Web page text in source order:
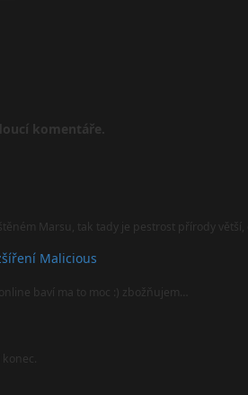
komentáře.
Marsu, tak tady je pestrost přírody větší,
Malicious
baví ma to moc :) zbožňujem…